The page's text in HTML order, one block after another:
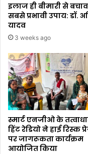
इलाज ही बीमारी से
सबसे प्रभावी उपाय: डॉ.
यादव
3 weeks ago
स्मार्ट एनजीओ के
हिंट रेडियो ने हाई रिस्क
पर जागरूकता कार्यक्रम
आयोजित किया